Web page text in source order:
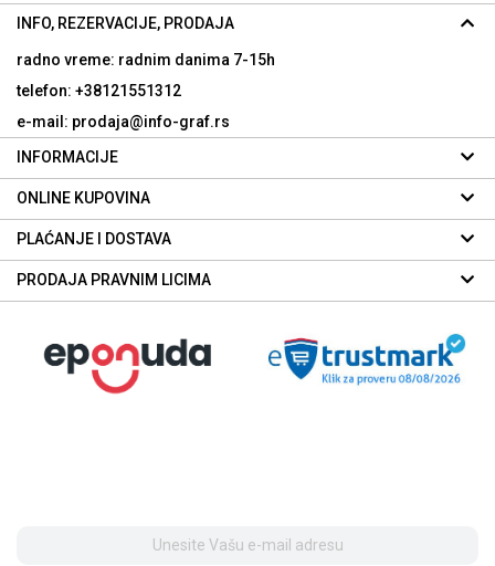
INFO, REZERVACIJE, PRODAJA
radno vreme: radnim danima 7-15h
telefon: +38121551312
e-mail: prodaja@info-graf.rs
INFORMACIJE
ONLINE KUPOVINA
PLAĆANJE I DOSTAVA
PRODAJA PRAVNIM LICIMA